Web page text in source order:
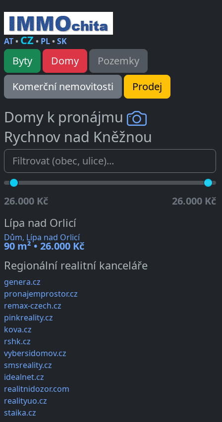
AT• CZ • PL•SK
Byty Domy
Pozemky
Komerční nemovitosti
Prodej
Domy k pronájmu
Rychnov nad Kněžnou
26.000 Kč 26.000 Kč
Lípa nad Orlicí
Dům, Lípa nad Orlicí
90 m² • 26.000 Kč
Regionální realitní kanceláře
genera.cz
pronajemprostor.cz
remax-czech.cz
pinkreality.cz
kova.cz
rshk.cz
vybersidomov.cz
smsreality.cz
idealnet.cz
realitnidozor.com
realityuo.cz
staika.cz